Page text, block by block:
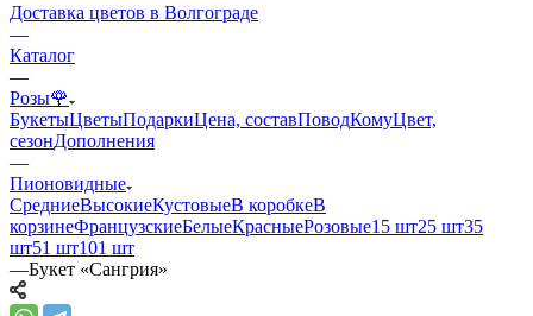
Доставка цветов в Волгограде
—
Каталог
—
Розы🌹
БукетыЦветыПодаркиЦена, составПоводКомуЦвет,
сезонДополнения
—
Пионовидные
СредниеВысокиеКустовыеВ коробкеВ
корзинеФранцузскиеБелыеКрасныеРозовые15 шт25 шт35
шт51 шт101 шт
—Букет «Сангрия»